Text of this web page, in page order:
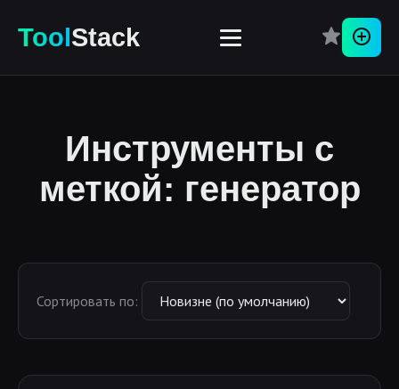
ToolStack
Инструменты с
меткой: генератор
Сортировать по: